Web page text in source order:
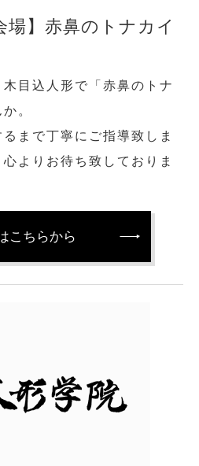
場】赤鼻のトナカイ
目込人形で「赤鼻のトナ
。
まで丁寧にご指導致しま
よりお待ち致しておりま
こちらから